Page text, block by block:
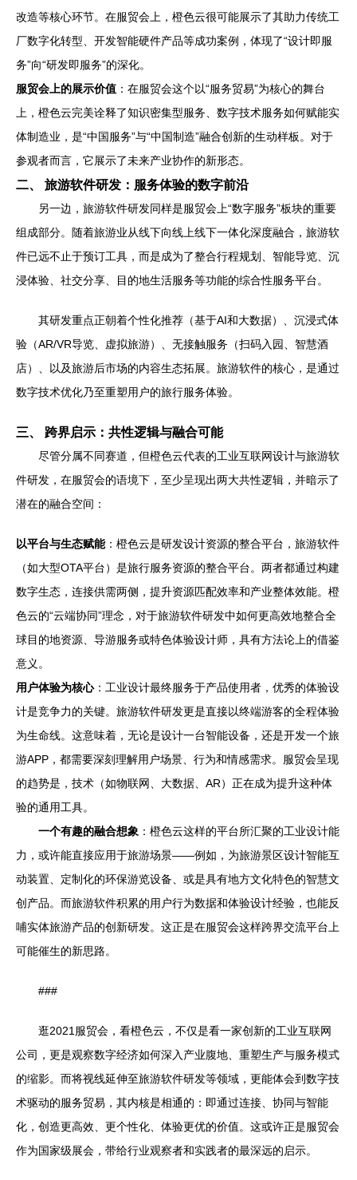
改造等核心环节。在服贸会上，橙色云很可能展示了其助力传统工
厂数字化转型、开发智能硬件产品等成功案例，体现了“设计即服
务”向“研发即服务”的深化。
服贸会上的展示价值 ：在服贸会这个以“服务贸易”为核心的舞台
上，橙色云完美诠释了知识密集型服务、数字技术服务如何赋能实
体制造业，是“中国服务”与“中国制造”融合创新的生动样板。对于
参观者而言，它展示了未来产业协作的新形态。
二、 旅游软件研发：服务体验的数字前沿
另一边，旅游软件研发同样是服贸会上“数字服务”板块的重要
组成部分。随着旅游业从线下向线上线下一体化深度融合，旅游软
件已远不止于预订工具，而是成为了整合行程规划、智能导览、沉
浸体验、社交分享、目的地生活服务等功能的综合性服务平台。
其研发重点正朝着个性化推荐（基于AI和大数据）、沉浸式体
验（AR/VR导览、虚拟旅游）、无接触服务（扫码入园、智慧酒
店）、以及旅游后市场的内容生态拓展。旅游软件的核心，是通过
数字技术优化乃至重塑用户的旅行服务体验。
三、 跨界启示：共性逻辑与融合可能
尽管分属不同赛道，但橙色云代表的工业互联网设计与旅游软
件研发，在服贸会的语境下，至少呈现出两大共性逻辑，并暗示了
潜在的融合空间：
以平台与生态赋能：橙色云是研发设计资源的整合平台，旅游软件
（如大型OTA平台）是旅行服务资源的整合平台。两者都通过构建
数字生态，连接供需两侧，提升资源匹配效率和产业整体效能。橙
色云的“云端协同”理念，对于旅游软件研发中如何更高效地整合全
球目的地资源、导游服务或特色体验设计师，具有方法论上的借鉴
意义。
用户体验为核心：工业设计最终服务于产品使用者，优秀的体验设
计是竞争力的关键。旅游软件研发更是直接以终端游客的全程体验
为生命线。这意味着，无论是设计一台智能设备，还是开发一个旅
游APP，都需要深刻理解用户场景、行为和情感需求。服贸会呈现
的趋势是，技术（如物联网、大数据、AR）正在成为提升这种体
验的通用工具。
一个有趣的融合想象 ：橙色云这样的平台所汇聚的工业设计能
力，或许能直接应用于旅游场景——例如，为旅游景区设计智能互
动装置、定制化的环保游览设备、或是具有地方文化特色的智慧文
创产品。而旅游软件积累的用户行为数据和体验设计经验，也能反
哺实体旅游产品的创新研发。这正是在服贸会这样跨界交流平台上
可能催生的新思路。
###
逛2021服贸会，看橙色云，不仅是看一家创新的工业互联网
公司，更是观察数字经济如何深入产业腹地、重塑生产与服务模式
的缩影。而将视线延伸至旅游软件研发等领域，更能体会到数字技
术驱动的服务贸易，其内核是相通的：即通过连接、协同与智能
化，创造更高效、更个性化、体验更优的价值。这或许正是服贸会
作为国家级展会，带给行业观察者和实践者的最深远的启示。